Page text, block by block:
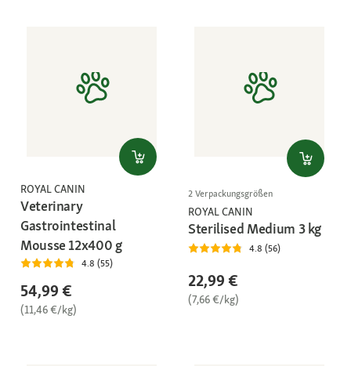
ROYAL CANIN
Veterinary
Gastrointestinal
Mousse 12x400 g
4.8 (55)
54,99 €
(11,46 €/kg)
2 Verpackungsgrößen
ROYAL CANIN
Sterilised Medium 3 kg
4.8 (56)
22,99 €
(7,66 €/kg)